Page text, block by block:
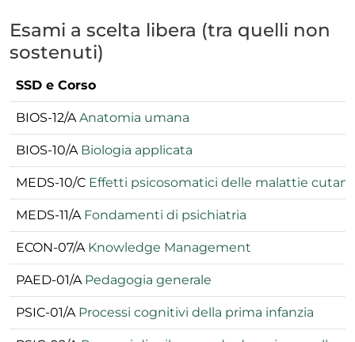
Esami a scelta libera (tra quelli non
sostenuti)
SSD e Corso
BIOS-12/AAnatomia umana
BIOS-10/A Biologia applicata
MEDS-10/C Effetti psicosomatici delle malattie
MEDS-11/A Fondamenti di psichiatria
ECON-07/A Knowledge Management
PAED-01/A Pedagogia generale
PSIC-01/A Processi cognitivi della prima infanzia